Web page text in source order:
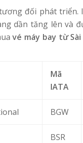
đối phát
dần tăng lên và
vé máy bay từ
Mã
IATA
BGW
BSR